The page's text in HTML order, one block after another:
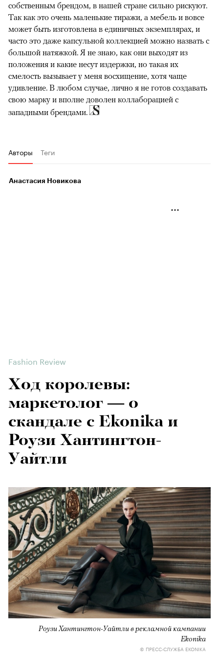
собственным брендом, в нашей стране сильно рискуют.
Так как это очень маленькие тиражи, а мебель и вовсе
может быть изготовлена в единичных экземплярах, и
часто это даже капсульной коллекцией можно назвать с
большой натяжкой. Я не знаю, как они выходят из
положения и какие несут издержки, но такая их
смелость вызывает у меня восхищение, хотя чаще
удивление. В любом случае, лично я не готов создавать
свою марку и вполне доволен коллаборацией с
западными брендами.
Авторы Теги
Анастасия Новикова
Fashion Review
Ход королевы:
маркетолог — о
скандале с Ekonika и
Роузи Хантингтон-
Уайтли
Роузи Хантингтон-Уайтли в рекламной кампании
Ekonika
© ПРЕСС-СЛУЖБА EKONIKA